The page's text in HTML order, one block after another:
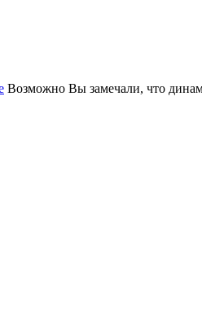
Возможно Вы замечали, что